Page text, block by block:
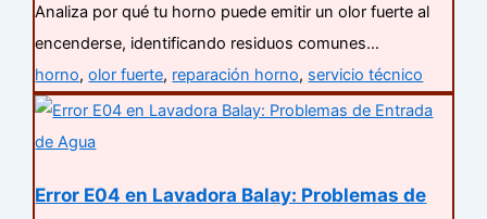
Analiza por qué tu horno puede emitir un olor fuerte al
encenderse, identificando residuos comunes…
horno,olor fuerte, reparación horno, servicio técnico
Error E04 en Lavadora Balay: Problemas de